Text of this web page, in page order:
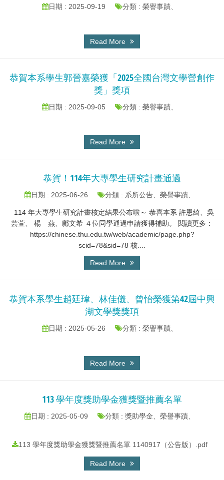
日期 : 2025-09-19 分類 : 榮譽事蹟、
Read More
恭賀本系學生郭晉嘉榮獲「2025全國台灣文學營創作
獎」獎項
日期 : 2025-09-05 分類 : 榮譽事蹟、
Read More
恭賀！114年大專學生研究計畫通過
日期 : 2025-06-26 分類 : 系所公告、榮譽事蹟、
114 年大專學生研究計畫核定結果公布啦～ 恭喜本系 許恩綺、吳
芸萱、 楊 燕、鄺文希 ４位同學通過申請獲得補助。 閱讀更多：
https://chinese.thu.edu.tw/web/academic/page.php?
scid=78&sid=78 核....
Read More
恭賀本系學生趙廷瑋、林佳儀、曾怡榮獲第42屆中興
湖文學獎獎項
日期 : 2025-05-26 分類 : 榮譽事蹟、
Read More
113 學年度獎助學金獲獎暨推薦名單
日期 : 2025-05-09 分類 : 獎助學金、榮譽事蹟、
113 學年度獎助學金獲獎暨推薦名單 1140917（公告版）.pdf
Read More